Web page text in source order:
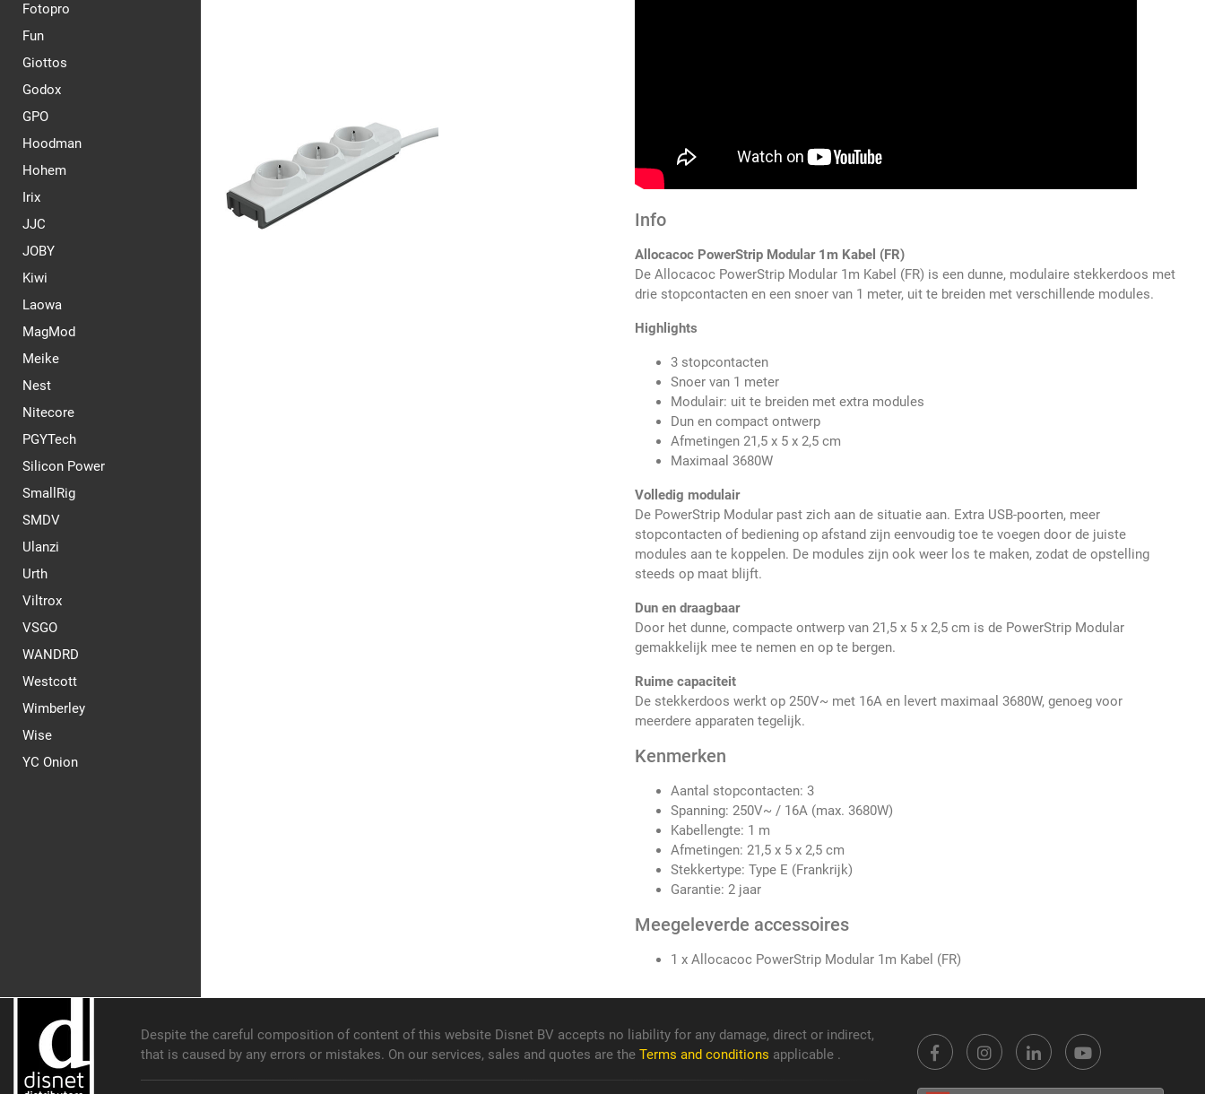
Fotopro
Fun
Giottos
Godox
GPO
Hoodman
Hohem
Irix
JJC
JOBY
Kiwi
Laowa
MagMod
Meike
Nest
Nitecore
PGYTech
Silicon Power
SmallRig
SMDV
Ulanzi
Urth
Viltrox
VSGO
WANDRD
Westcott
Wimberley
Wise
YC Onion
Info
Allocacoc PowerStrip Modular 1m Kabel (FR)
De Allocacoc PowerStrip Modular 1m Kabel (FR) is een dunne, modulaire stekkerdoos met
drie stopcontacten en een snoer van 1 meter, uit te breiden met verschillende modules.
Highlights
3 stopcontacten
Snoer van 1 meter
Modulair: uit te breiden met extra modules
Dun en compact ontwerp
Afmetingen 21,5 x 5 x 2,5 cm
Maximaal 3680W
Volledig modulair
De PowerStrip Modular past zich aan de situatie aan. Extra USB-poorten, meer
stopcontacten of bediening op afstand zijn eenvoudig toe te voegen door de juiste
modules aan te koppelen. De modules zijn ook weer los te maken, zodat de opstelling
steeds op maat blijft.
Dun en draagbaar
Door het dunne, compacte ontwerp van 21,5 x 5 x 2,5 cm is de PowerStrip Modular
gemakkelijk mee te nemen en op te bergen.
Ruime capaciteit
De stekkerdoos werkt op 250V~ met 16A en levert maximaal 3680W, genoeg voor
meerdere apparaten tegelijk.
Kenmerken
Aantal stopcontacten: 3
Spanning: 250V~ / 16A (max. 3680W)
Kabellengte: 1 m
Afmetingen: 21,5 x 5 x 2,5 cm
Stekkertype: Type E (Frankrijk)
Garantie: 2 jaar
Meegeleverde accessoires
1 x Allocacoc PowerStrip Modular 1m Kabel (FR)
Despite the careful composition of content of this website Disnet BV accepts no liability for any damage, direct or indirect,
that is caused by any errors or mistakes. On our services, sales and quotes are the Terms and conditions applicable .